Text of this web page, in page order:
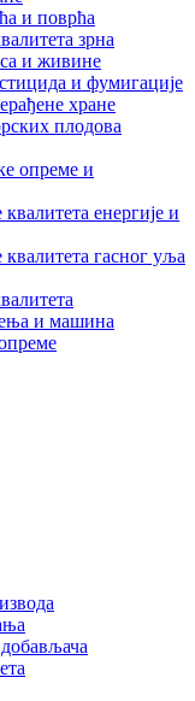
и поврћа
зрна
и живине
и фумигације
хране
плодова
опреме и
енергије и
гасног уља
и машина